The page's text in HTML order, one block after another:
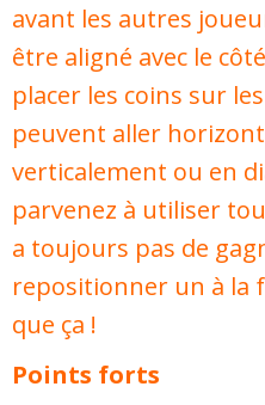
avant les autres
être aligné avec le
placer les coins sur
peuvent aller
verticalement ou en
parvenez à utiliser
a toujours pas de
repositionner un à la
que ça !
Points forts